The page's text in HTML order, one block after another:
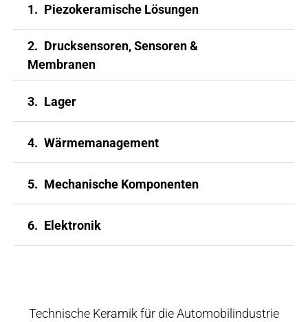
1. Piezokeramische Lösungen
2. Drucksensoren, Sensoren &
Membranen
3. Lager
4. Wärmemanagement
5. Mechanische Komponenten
6. Elektronik
Technische Keramik für die Automobilindustrie